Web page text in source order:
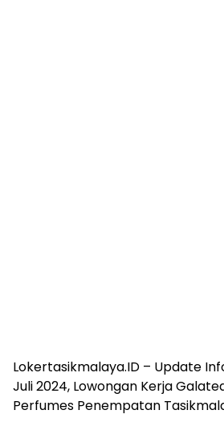
Lokertasikmalaya.ID – Update
Juli 2024, Lowongan Kerja
Perfumes Penempatan